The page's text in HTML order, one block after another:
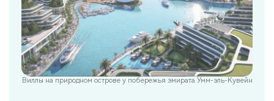
Виллы на природном острове у побережья эмирата Умм-эль-Кувейн